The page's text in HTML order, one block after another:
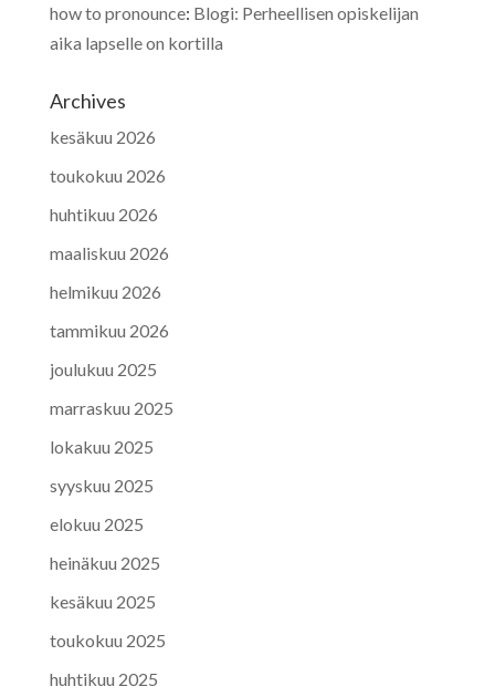
how to pronounce: Blogi: Perheellisen opiskelijan
aika lapselle on kortilla
Archives
kesäkuu 2026
toukokuu 2026
huhtikuu 2026
maaliskuu 2026
helmikuu 2026
tammikuu 2026
joulukuu 2025
marraskuu 2025
lokakuu 2025
syyskuu 2025
elokuu 2025
heinäkuu 2025
kesäkuu 2025
toukokuu 2025
huhtikuu 2025